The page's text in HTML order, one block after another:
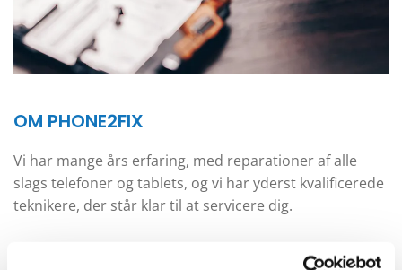
OM PHONE2FIX
Vi har mange års erfaring, med reparationer af alle
slags telefoner og tablets, og vi har yderst kvalificerede
teknikere, der står klar til at servicere dig.
Hos Phone2Fix vil din mobil og tablet altid være i trygge